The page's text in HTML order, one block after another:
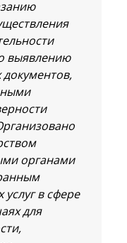
выявлению
органами
в сфере
для